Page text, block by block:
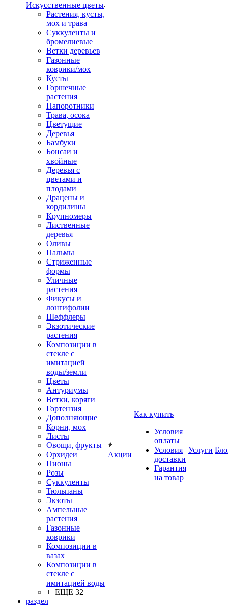
Искусственные цветы
Растения, кусты,
мох и трава
Суккуленты и
бромелиевые
Ветки деревьев
Газонные
коврики/мох
Кусты
Горшечные
растения
Папоротники
Трава, осока
Цветущие
Деревья
Бамбуки
Бонсаи и
хвойные
Деревья с
цветами и
плодами
Драцены и
кордилины
Крупномеры
Лиственные
деревья
Оливы
Пальмы
Стриженные
формы
Уличные
растения
Фикусы и
лонгифолии
Шеффлеры
Экзотические
растения
Композиции в
стекле с
имитацией
воды/земли
Цветы
Антуриумы
Ветки, коряги
Гортензия
Дополняющие
Корни, мох
Листы
Овощи, фрукты
Орхидеи
Пионы
Розы
Суккуленты
Тюльпаны
Экзоты
Ампельные
растения
Газонные
коврики
Композиции в
вазах
Композиции в
стекле с
имитацией воды
+ ЕЩЕ 32
раздел
Акции
Как купить
Условия
оплаты
Условия
доставки
Гарантия
на товар
Услуги